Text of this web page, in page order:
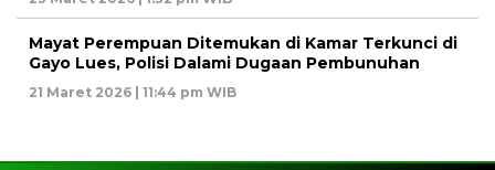
Mayat Perempuan Ditemukan di Kamar Terkunci di
Gayo Lues, Polisi Dalami Dugaan Pembunuhan
21 Maret 2026 | 11:44 pm WIB